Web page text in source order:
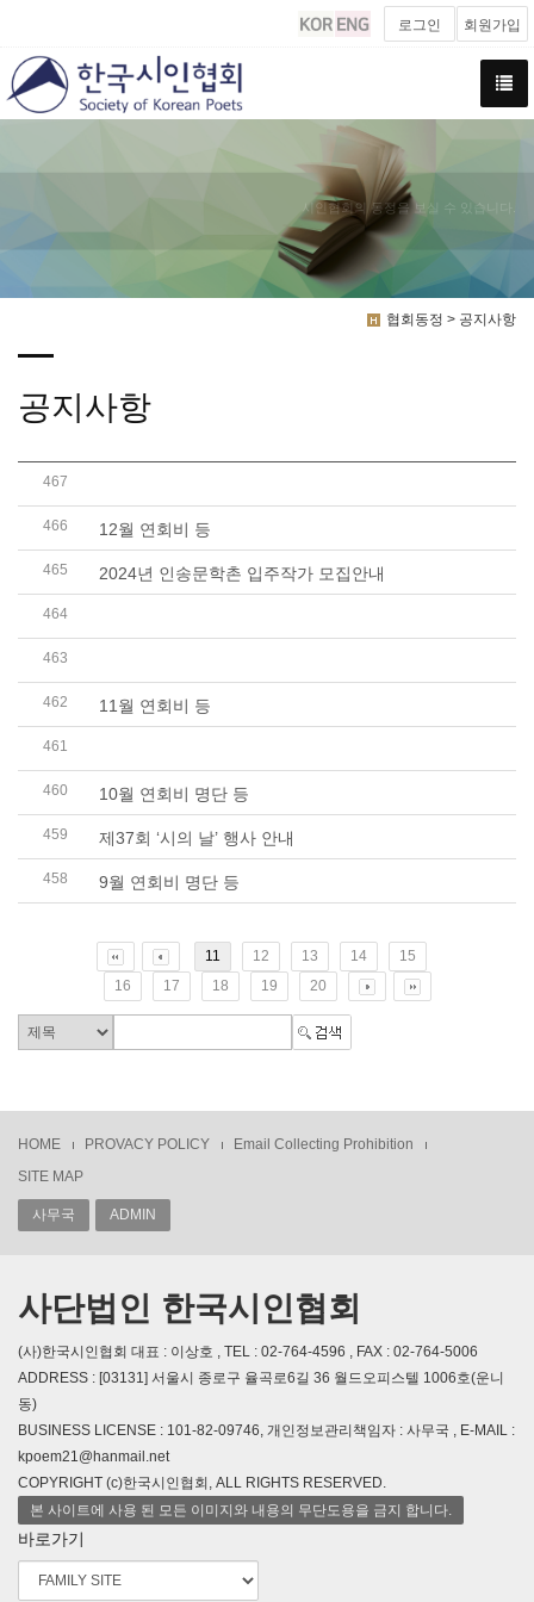
로그인 회원가입
시인협회의 동정을 보실 수 있습니다.
협회동정 > 공지사항
공지사항
467
466 12월 연회비 등
465 2024년 인송문학촌 입주작가 모집안내
464
463
462 11월 연회비 등
461
460 10월 연회비 명단 등
459 제37회 ‘시의 날’ 행사 안내
458 9월 연회비 명단 등
11 12 13 14
15
16
17 18 19 20
HOME PROVACY POLICY
Email Collecting Prohibition
SITE MAP
사무국 ADMIN
사단법인 한국시인협회
(사)한국시인협회 대표 : 이상호 , TEL : 02-764-4596 , FAX : 02-764-5006
ADDRESS : [03131] 서울시 종로구 율곡로6길 36 월드오피스텔 1006호(운니
동)
BUSINESS LICENSE : 101-82-09746, 개인정보관리책임자 : 사무국 , E-MAIL :
kpoem21@hanmail.net
COPYRIGHT (c)한국시인협회, ALL RIGHTS RESERVED.
본 사이트에 사용 된 모든 이미지와 내용의 무단도용을 금지 합니다.
바로가기